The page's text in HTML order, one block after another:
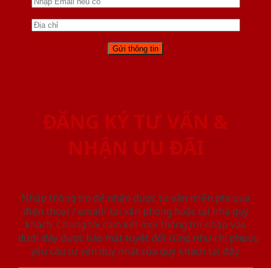
ĐĂNG KÝ TƯ VẤN &
NHẬN ƯU ĐÃI
Nhập thông tin để nhận được tư vấn miễn phí qua
điện thoại / email/ tại văn phòng hoặc tại nhà quý
khách. Chúng tôi cam kết mọi thông tin nhập vào
dưới đây được bảo mật tuyệt đối cũng như chỉ phục vụ
yêu cầu tư vấn duy nhất của quý khách tại đây.